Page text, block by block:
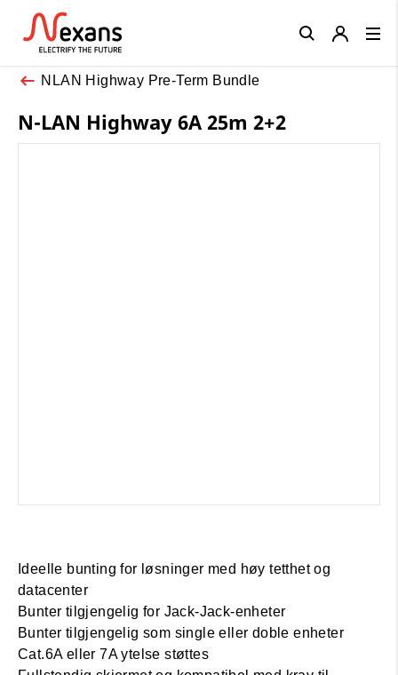
NLAN Highway Pre-Term Bundle
N-LAN Highway 6A 25m 2+2
Ideelle bunting for løsninger med høy tetthet og
datacenter
Bunter tilgjengelig for Jack-Jack-enheter
Bunter tilgjengelig som single eller doble enheter
Cat.6A eller 7A ytelse støttes
Close